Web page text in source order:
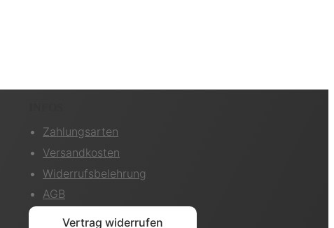
Zahlungsarten
Versandkosten
Widerrufsbelehrung
AGB
Vertrag widerrufen